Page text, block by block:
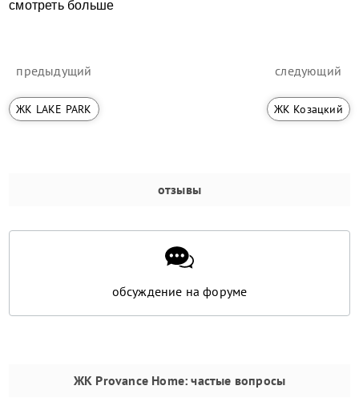
смотреть больше
предыдущий
ЖК LAKE PARK
следующий
ЖК Козацкий
отзывы
обсуждение на форуме
ЖК Provance Home: частые вопросы